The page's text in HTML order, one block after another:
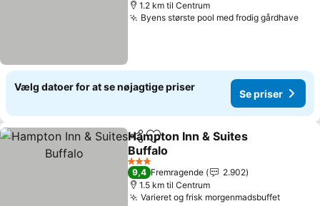
1.2 km til Centrum
Byens største pool med frodig gårdhaveSe
Vælg datoer for at se nøjagtige priser
Se priser
Del Føj til favoritter
Hampton Inn & Suites
Buffalo
Se priser
3 Stjerner
9,4 Fremragende
2.902
1.5 km til Centrum
Varieret og frisk morgenmadsbuffetSe